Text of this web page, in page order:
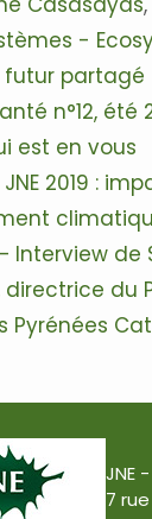
-
futur partagé
n°12, été
est en vous
2019 :
Interview de
directrice du
Pyrénées
JNE
7